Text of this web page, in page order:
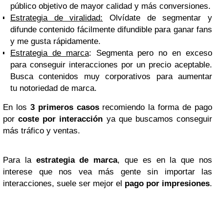
público objetivo de mayor calidad y más conversiones.
Estrategia de viralidad: Olvídate de segmentar y
difunde contenido fácilmente difundible para ganar fans
y me gusta rápidamente.
Estrategia de marca: Segmenta pero no en exceso
para conseguir interacciones por un precio aceptable.
Busca contenidos muy corporativos para aumentar
tu notoriedad de marca.
En los 3 primeros casosrecomiendo la forma de pago
porcoste por interacción ya que buscamos conseguir
más tráfico y ventas.
Para la estrategia de marca, que es en la que nos
interese que nos vea más gente sin importar las
interacciones, suele ser mejor el pago por impresiones.